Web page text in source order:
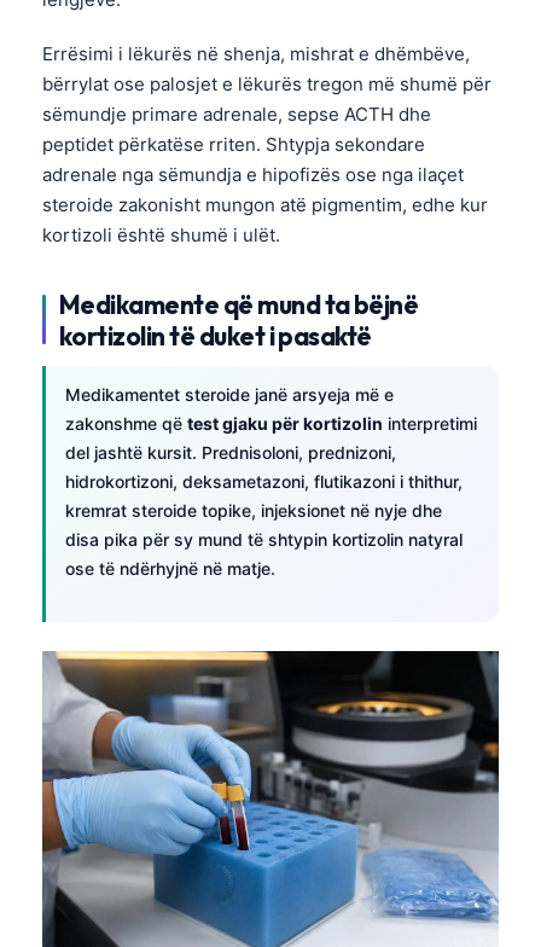
Errësimi i lëkurës në shenja, mishrat e dhëmbëve,
bërrylat ose palosjet e lëkurës tregon më shumë për
sëmundje primare adrenale, sepse ACTH dhe
peptidet përkatëse rriten. Shtypja sekondare
adrenale nga sëmundja e hipofizës ose nga ilaçet
steroide zakonisht mungon atë pigmentim, edhe kur
kortizoli është shumë i ulët.
Medikamente që mund ta bëjnë
kortizolin të duket i pasaktë
Medikamentet steroide janë arsyeja më e
zakonshme që test gjaku për kortizolin interpretimi
del jashtë kursit. Prednisoloni, prednizoni,
hidrokortizoni, deksametazoni, flutikazoni i thithur,
kremrat steroide topike, injeksionet në nyje dhe
disa pika për sy mund të shtypin kortizolin natyral
ose të ndërhyjnë në matje.